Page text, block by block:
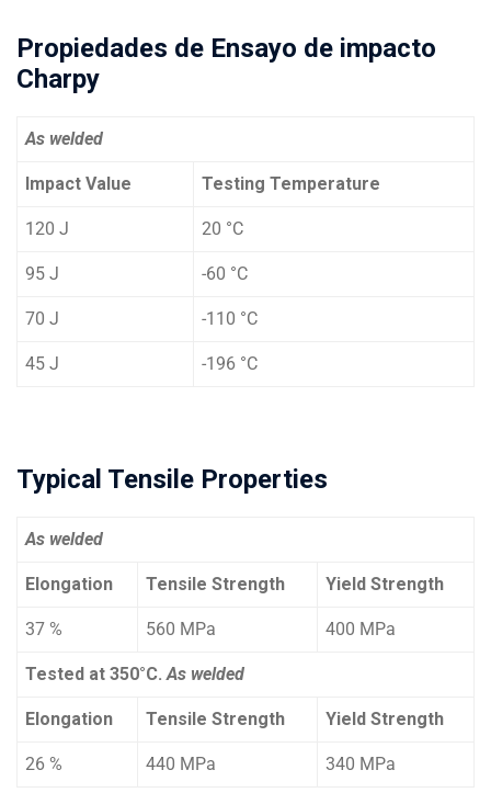
Propiedades de Ensayo de impacto
Charpy
As welded
Impact Value Testing Temperature
120 J 20 °C
95 J -60 °C
70 J -110 °C
45 J -196 °C
Typical Tensile Properties
As welded
Elongation Tensile Strength Yield Strength
37 % 560 MPa 400 MPa
Tested at 350°C. As welded
Elongation Tensile Strength Yield Strength
26 % 440 MPa 340 MPa